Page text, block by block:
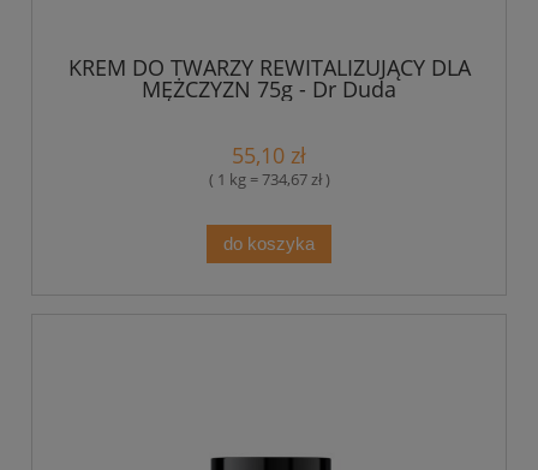
KREM DO TWARZY REWITALIZUJĄCY DLA
MĘŻCZYZN 75g - Dr Duda
55,10 zł
( 1 kg = 734,67 zł )
do koszyka